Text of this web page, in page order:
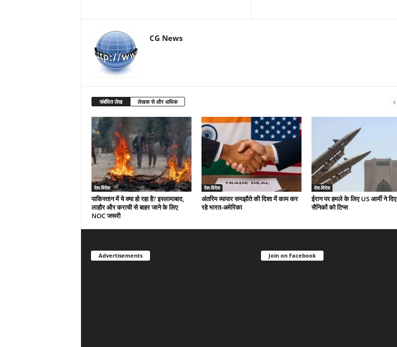
CG News
संबंधित लेख लेखक से और अधिक
देश-विदेश
पाकिस्तान में ये क्या हो रहा है? इस्लामाबाद,
लाहौर और कराची से बाहर जाने के लिए
NOC जरूरी
देश-विदेश
अंतरिम व्यापार समझौते की दिशा में काम कर
रहे भारत-अमेरिका
देश-विदेश
ईरान पर हमले के लिए US आर्मी ने दिए
सैनिकों को टिप्स
Advertisements Join on Facebook